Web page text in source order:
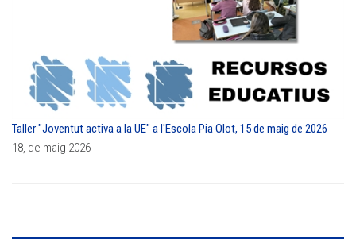
Taller "Joventut activa a la UE" a l'Escola Pia Olot, 15 de maig de 2026
18, de maig 2026